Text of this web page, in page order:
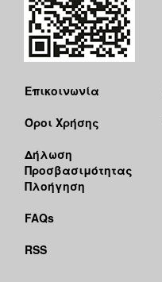
Επικοινωνία
Όροι Χρήσης
Δήλωση
Προσβασιμότητας
Πλοήγηση
FAQs
RSS